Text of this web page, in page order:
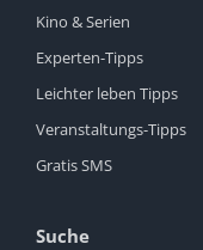
Kino & Serien
Experten-Tipps
Leichter leben Tipps
Veranstaltungs-Tipps
Gratis SMS
Suche